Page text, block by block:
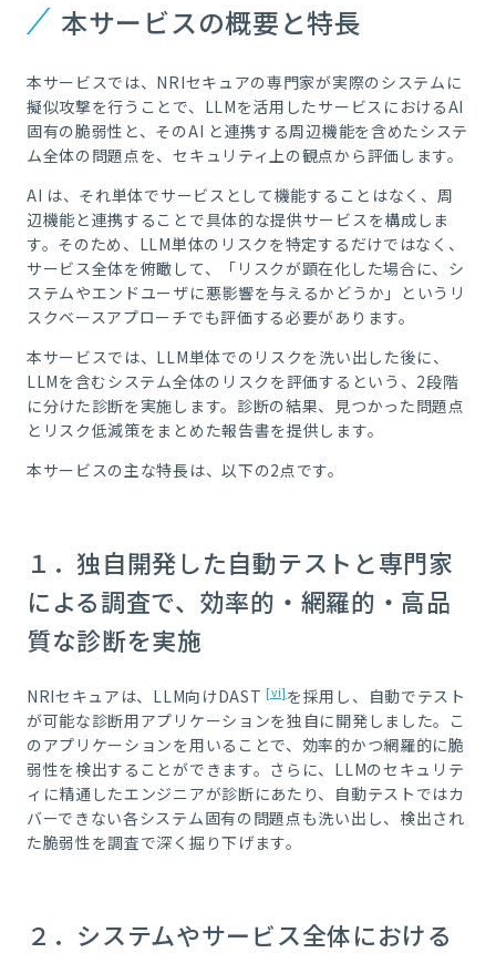
本サービスの概要と特長
本サービスでは、 NRIセキュアの専門家が実際のシステムに
擬似攻撃を行うことで、 LLMを活用したサービスにおけるAI
固有の脆弱性と、そのAI と連携する周辺機能を含めたシステ
ム全体の問題点を、セキュリティ上の観点から評価します。
AI は、それ単体でサービスとして機能することはなく、周
辺機能と連携することで具体的な提供サービスを構成しま
す。そのため、LLM単体のリスクを特定するだけではなく、
サービス全体を俯瞰して、「リスクが顕在化した場合に、シ
ステムやエンドユーザに悪影響を与えるかどうか」というリ
スクベースアプローチでも評価する必要があります。
本サービスでは、LLM単体でのリスクを洗い出した後に、
LLMを含むシステム全体のリスクを評価するという、2段階
に分けた診断を実施します。診断の結果、見つかった問題点
とリスク低減策をまとめた報告書を提供します。
本サービスの主な特長は、以下の2点です。
１．独自開発した自動テストと専門家
による調査で、効率的・網羅的・高品
質な診断を実施
NRIセキュアは、 LLM向けDAST [vi] を採用し、自動でテスト
が可能な診断用アプリケーションを独自に開発しました。こ
のアプリケーションを用いることで、効率的かつ網羅的に脆
弱性を検出することができます。さらに、 LLMのセキュリテ
ィに精通したエンジニアが診断にあたり、自動テストではカ
バーできない各システム固有の問題点も洗い出し、検出され
た脆弱性を調査で深く掘り下げます。
２．システムやサービス全体における